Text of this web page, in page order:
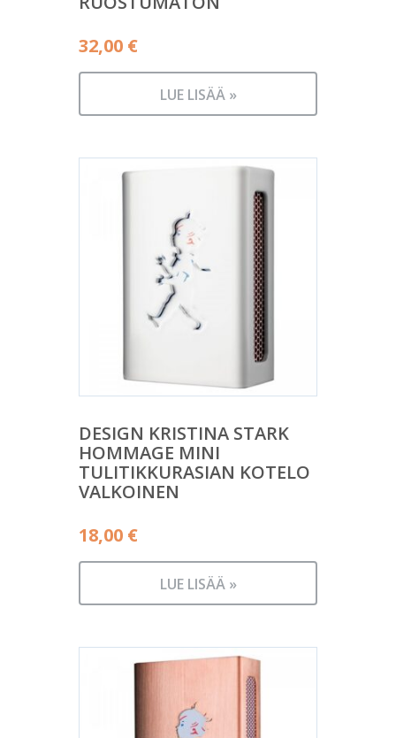
32,00 €
LUE LISÄÄ »
DESIGN KRISTINA STARK
HOMMAGE MINI
TULITIKKURASIAN KOTELO
VALKOINEN
18,00 €
LUE LISÄÄ »